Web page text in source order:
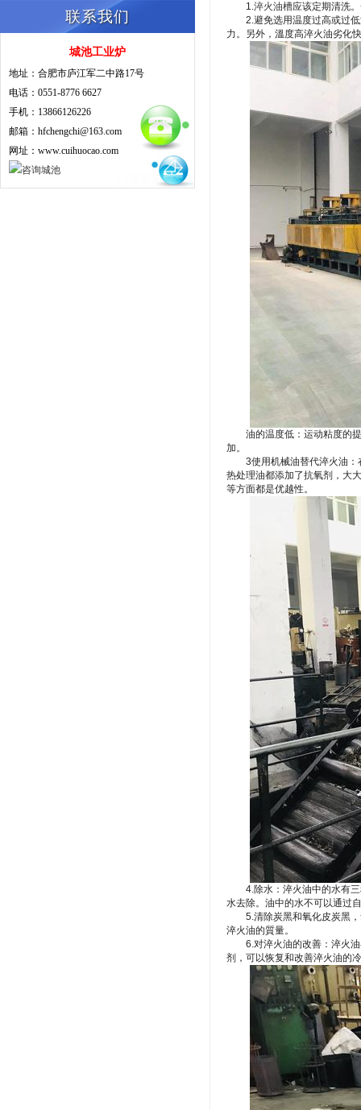
联系我们
城池工业炉
地址：合肥市庐江军二中路17号
电话：0551-8776 6627
手机：13866126226
邮箱：hfchengchi@163.com
网址：www.cuihuocao.com
1.淬火油槽应该定期清洗
2.避免选用温度过高或过低
力。另外，溫度高淬火油劣化
油的温度低：运动粘度的提
加。
3使用机械油替代淬火油：
热处理油都添加了抗氧剂，大
等方面都是优越性。
4.除水：淬火油中的水有三
水去除。油中的水不可以通过
5.清除炭黑和氧化皮炭黑，
淬火油的質量。
6.对淬火油的改善：淬火油
剂，可以恢复和改善淬火油的